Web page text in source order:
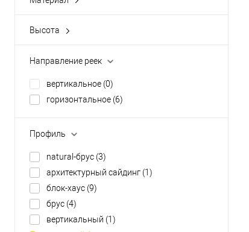
базальт
полипропилен(0)
сталь (0)
Высота
100 мм(0)
20 мм (0)
410 мм(0)
412 мм (0)
Показать ещё 5
Направление реек
вертикальное (0)
горизонтальное (6)
Профиль
natural-брус (3)
архитектурный сайдинг (1)
блок-хаус (9)
брус (4)
вертикальный (1)